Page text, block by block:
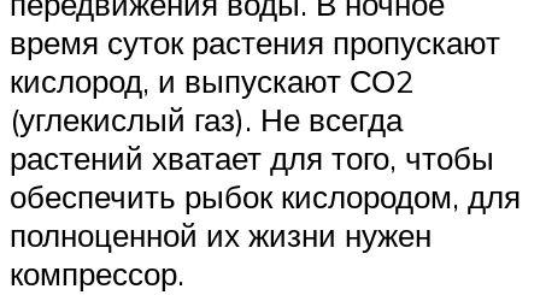
время суток растения пропускают
кислород, и выпускают СО2
(углекислый газ). Не всегда
растений хватает для того, чтобы
обеспечить рыбок кислородом, для
полноценной их жизни нужен
компрессор.